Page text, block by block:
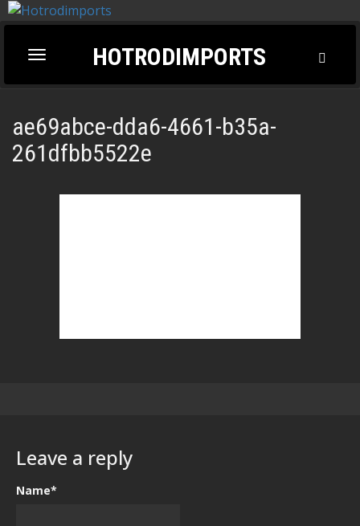
Toggle
navigation
HOTRODIMPORTS
ae69abce-dda6-4661-b35a-
261dfbb5522e
Leave a reply
Name*